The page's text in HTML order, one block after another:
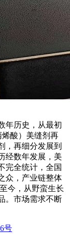
年历史，从最初
酸）美缝剂再
，再细分发展到
经数年发展，美
完全统计，全国
众，产业链整体
今，从野蛮生长
。市场需求不断
号